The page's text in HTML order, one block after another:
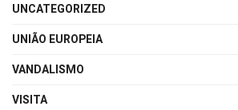
UNCATEGORIZED
UNIÃO EUROPEIA
VANDALISMO
VISITA